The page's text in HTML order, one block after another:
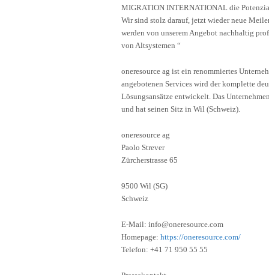
MIGRATION INTERNATIONAL die
Wir sind stolz darauf, jetzt wieder neue
werden von unserem Angebot nachhaltig
von Altsystemen “
oneresource ag ist ein renommiertes
angebotenen Services wird der komplette
Lösungsansätze entwickelt. Das
und hat seinen Sitz in Wil (Schweiz).
oneresource ag
Paolo Strever
Zürcherstrasse 65
9500 Wil (SG)
Schweiz
E-Mail: info@oneresource.com
Homepage: https://oneresource.com/
Telefon: +41 71 950 55 55